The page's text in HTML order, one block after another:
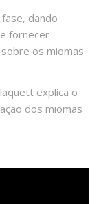
dando
fornecer
os miomas
explica o
dos miomas